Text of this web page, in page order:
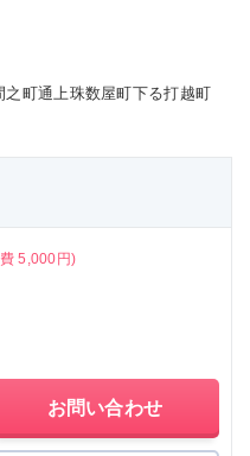
之町通上珠数屋町下る打越町
5,000円)
お問い合わせ